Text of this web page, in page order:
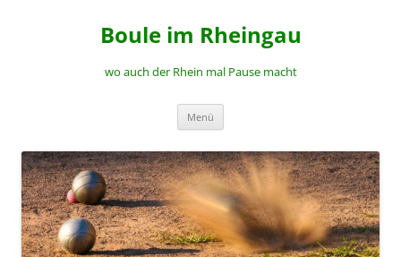
Boule im Rheingau
wo auch der Rhein mal Pause macht
Menü